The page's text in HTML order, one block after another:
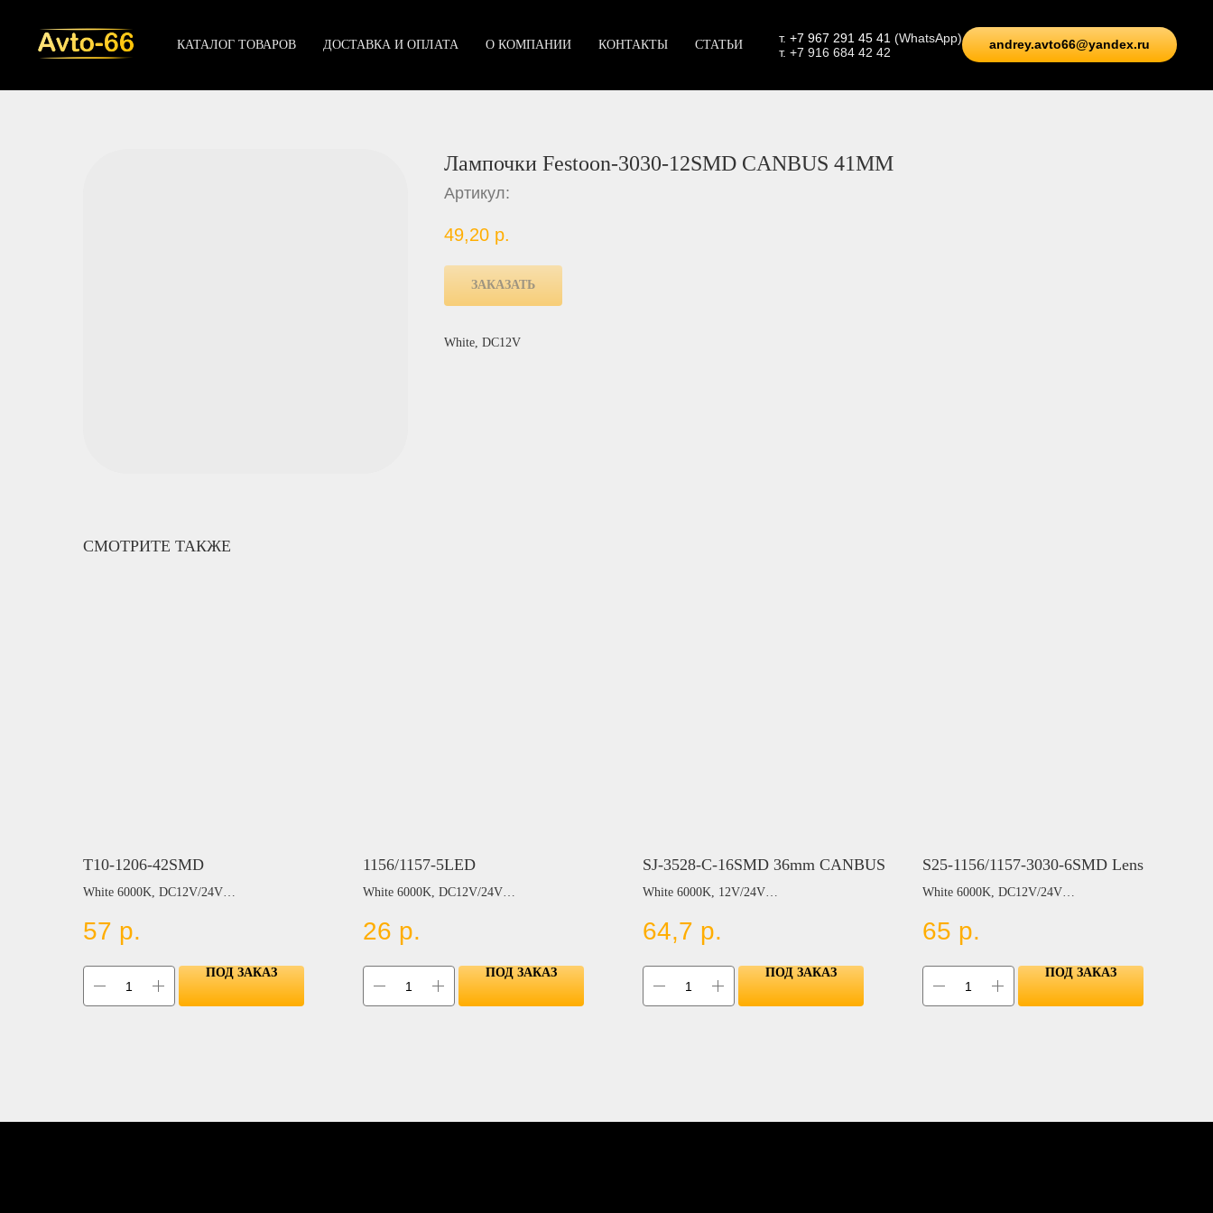
КАТАЛОГ ТОВАРОВ ДОСТАВКА И ОПЛАТА О КОМПАНИИ КОНТАКТЫ СТАТЬИ т. +7 967 291 45 41 (WhatsApp)
т. +7 916 684 42 42
andrey.avto66@yandex.ru
Лампочки Festoon-3030-12SMD CANBUS 41MM
Артикул:
49,20 р.
ЗАКАЗАТЬ
White, DC12V
СМОТРИТЕ ТАКЖЕ
T10-1206-42SMD
White 6000K, DC12V/24V
Цвет:
57 р.
ПОД ЗАКАЗ
1156/1157-5LED
White 6000K, DC12V/24V
BLUE
YELLOW
GREEN
26 р.
ПОД ЗАКАЗ
SJ-3528-C-16SMD 36mm CANBUS
White 6000K, 12V/24V
Цвет:
RED
YELLOW
GREEN
64,7 р.
ПОД ЗАКАЗ
S25-1156/1157-3030-6SMD Lens
White 6000K, DC12V/24V
BLUE
YELLOW
GREEN
65 р.
ПОД ЗАКАЗ